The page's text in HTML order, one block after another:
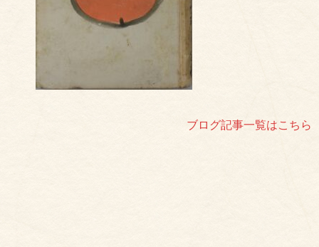
ブログ記事一覧はこちら